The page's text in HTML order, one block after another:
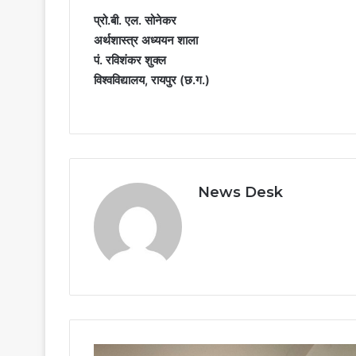
प्रो.बी. एल. सोनेकर
अर्थशास्त्र अध्ययन शाला
पं. रविशंकर शुक्ल
विश्वविद्यालय, रायपुर (छ.ग.)
News Desk